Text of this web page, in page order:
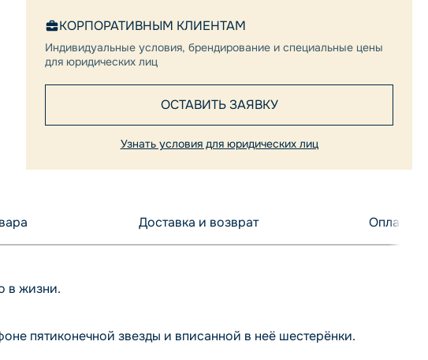
КОРПОРАТИВНЫМ КЛИЕНТАМ
Индивидуальные условия, брендирование и специальные цены
для юридических лиц
ОСТАВИТЬ ЗАЯВКУ
Узнать условия для юридических лиц
Доставка и возврат Оплата
в жизни.
пятиконечной звезды и вписанной в неё шестерёнки.